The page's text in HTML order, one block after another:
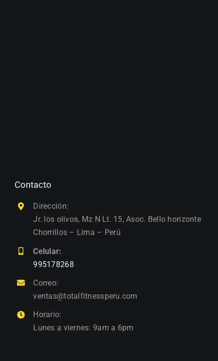
Contacto
Dirección:
Jr. los olivos, Mz N Lt. 15, Asoc. Bello horizonte
Chorrillos – Lima – Perú
Celular:
995178268
Correo:
ventas@totalfitnessperu.com
Horario:
Lunes a viernes: 9am a 6pm